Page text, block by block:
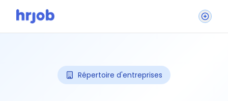
Répertoire d'entreprises